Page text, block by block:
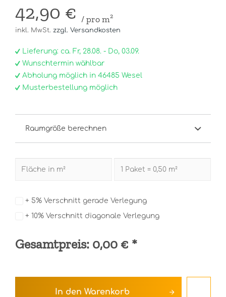
42,90 € / pro m²
inkl. MwSt. zzgl. Versandkosten
Lieferung: ca. Fr, 28.08. - Do, 03.09.
Wunschtermin wählbar
Abholung möglich in 46485 Wesel
Musterbestellung möglich
Raumgröße berechnen
+ 5% Verschnitt gerade Verlegung
+ 10% Verschnitt diagonale Verlegung
Gesamtpreis: 0,00 € *
In den Warenkorb